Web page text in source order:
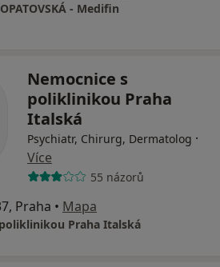
- Medifin
Nemocnice s
poliklinikou Praha
Italská
Psychiatr, Chirurg, Dermatolog ·
Více
55 názorů
Praha • Mapa
Praha Italská